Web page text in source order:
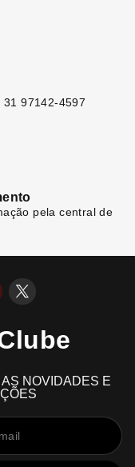
31 97142-4597
pela central de
NOVIDADES E